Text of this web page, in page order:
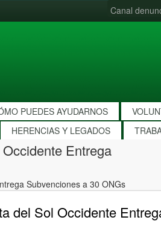
Canal
PUEDES AYUDARNOS
HERENCIAS Y LEGADOS
Entrega
Subvenciones a 30 ONGs
del Sol Occidente